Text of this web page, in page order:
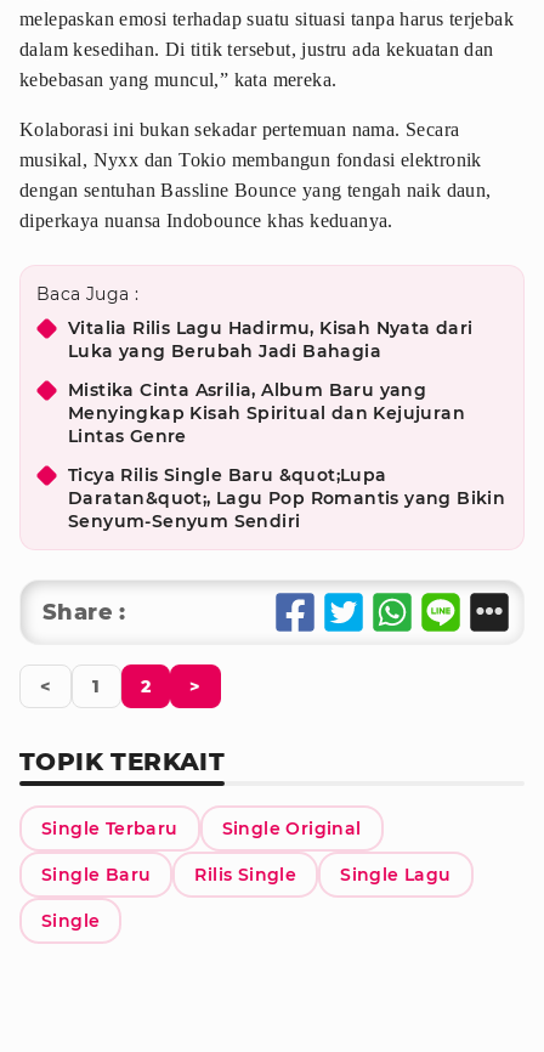
melepaskan emosi terhadap suatu situasi tanpa harus terjebak
dalam kesedihan. Di titik tersebut, justru ada kekuatan dan
kebebasan yang muncul,” kata mereka.
Kolaborasi ini bukan sekadar pertemuan nama. Secara
musikal, Nyxx dan Tokio membangun fondasi elektronik
dengan sentuhan Bassline Bounce yang tengah naik daun,
diperkaya nuansa Indobounce khas keduanya.
Baca Juga :
Vitalia Rilis Lagu Hadirmu, Kisah Nyata dari
Luka yang Berubah Jadi Bahagia
Mistika Cinta Asrilia, Album Baru yang
Menyingkap Kisah Spiritual dan Kejujuran
Lintas Genre
Ticya Rilis Single Baru &quot;Lupa
Daratan&quot;, Lagu Pop Romantis yang Bikin
Senyum-Senyum Sendiri
Share :
< 1 2 >
TOPIK TERKAIT
Single Terbaru Single Original
Single Baru Rilis Single Single Lagu
Single